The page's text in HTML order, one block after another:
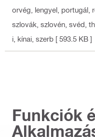
orvég, lengyel, portugál,
szlovák, szlovén, svéd,
i, kínai, szerb [ 593.5 KB ]
Funkciók